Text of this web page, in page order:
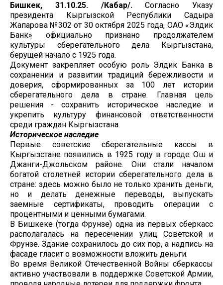
Бишкек, 31.10.25. /Кабар/.Согласно Указу
президента Кыргызской Республики Садыра
Жапарова №302 от 30 октября 2025 года, ОАО «Элдик
Банк» официально признано продолжателем
культуры сберегательного дела Кыргызстана,
берущей начало с 1925 года.
Документ закрепляет особую роль Элдик Банка в
сохранении и развитии традиций бережливости и
доверия, сформированных за 100 лет истории
сберегательного дела в стране. Главная цель
решения - сохранить историческое наследие и
укрепить культуру финансовой ответственности
среди граждан Кыргызстана.
Историческое наследие
Первые советские сберегательные кассы в
Кыргызстане появились в 1925 году в городе Ош и
Джанги-Джольском районе. Они стали началом
богатой столетней истории сберегательного дела в
стране: здесь можно было не только хранить деньги,
но и делать денежные переводы, выпускать
заемные сертификаты, проводить операции с
процентными и ценными бумагами.
В Бишкеке (тогда Фрунзе) одна из первых сберкасс
располагалась на пересечении улиц Советской и
Фрунзе. Здание сохранилось до сих пор, а надпись на
фасаде гласит о возможности вложить деньги.
Во время Великой Отечественной Войны сберкассы
активно участвовали в поддержке Советской Армии,